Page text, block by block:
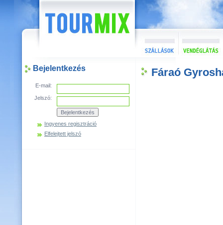
Bejelentkezés
E-mail:
Jelszó:
Ingyenes regisztráció
Elfelejtett jelszó
Fáraó